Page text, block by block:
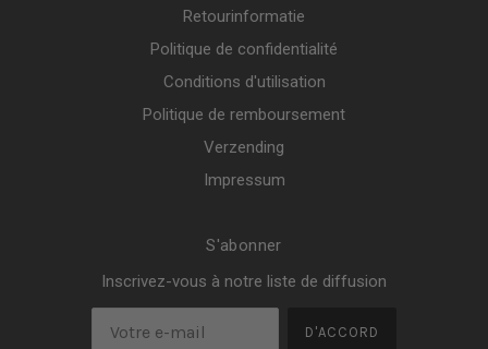
Retourinformatie
Politique de confidentialité
Conditions d'utilisation
Politique de remboursement
Verzending
Impressum
S'abonner
Inscrivez-vous à notre liste de diffusion
D'ACCORD